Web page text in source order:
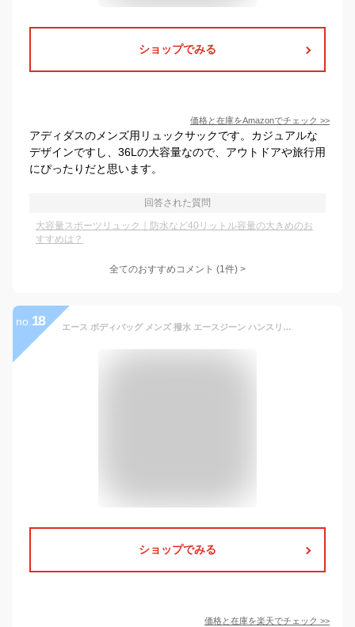
ショップでみる
価格と在庫をAmazonでチェック >>
アディダスのメンズ用リュックサックです。カジュアルな
デザインですし、36Lの大容量なので、アウトドアや旅行用
にぴったりだと思います。
回答された質問
大容量スポーツリュック｜防水など40リットル容量の大きめのお
すすめは？
全てのおすすめコメント (1件) >
no. 18 エース ボディバッグ メンズ 撥水 エースジーン ハンスリーSD ace.GENE ACE A4 斜め掛けバッグ ワンショルダーバッグ HANSREE-SD おすすめ ACE ブランド 通勤 ビジネス 62884 旅行 トラベル
ショップでみる
価格と在庫を楽天でチェック >>